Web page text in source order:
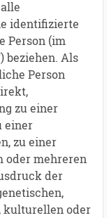
identifizierte
Person (im
beziehen. Als
Person
zu einer
einer
zu einer
oder mehreren
der
kulturellen oder